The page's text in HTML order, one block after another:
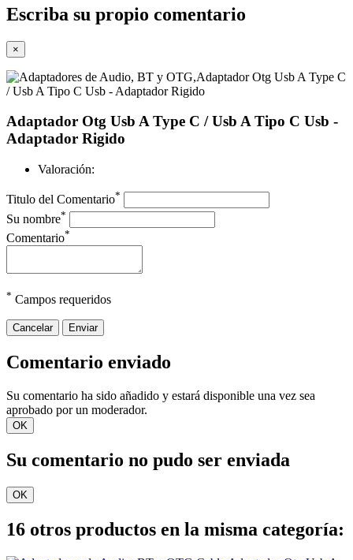
Escriba su propio comentario
×
Adaptador Otg Usb A Type C / Usb A Tipo C Usb -
Adaptador Rigido
Valoración:
Titulo del Comentario*
Su nombre*
Comentario*
* Campos requeridos
Cancelar Enviar
Comentario enviado
Su comentario ha sido añadido y estará disponible una vez sea
aprobado por un moderador.
OK
Su comentario no pudo ser enviada
OK
16 otros productos en la misma categoría: